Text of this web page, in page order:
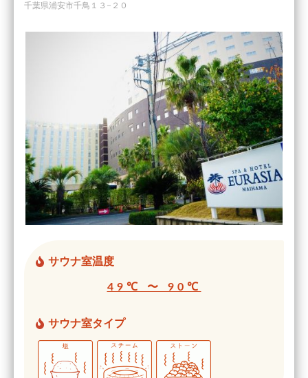
千葉県浦安市千鳥１３−２０
サウナ室温度
49℃ 〜 90℃
サウナ室タイプ